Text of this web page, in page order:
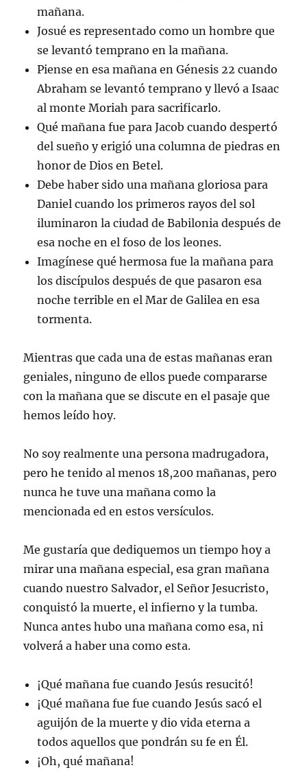
mañana.
Josué es representado como un hombre que
se levantó temprano en la mañana.
Piense en esa mañana en Génesis 22 cuando
Abraham se levantó temprano y llevó a Isaac
al monte Moriah para sacrificarlo.
Qué mañana fue para Jacob cuando despertó
del sueño y erigió una columna de piedras en
honor de Dios en Betel.
Debe haber sido una mañana gloriosa para
Daniel cuando los primeros rayos del sol
iluminaron la ciudad de Babilonia después de
esa noche en el foso de los leones.
Imagínese qué hermosa fue la mañana para
los discípulos después de que pasaron esa
noche terrible en el Mar de Galilea en esa
tormenta.
Mientras que cada una de estas mañanas eran
geniales, ninguno de ellos puede compararse
con la mañana que se discute en el pasaje que
hemos leído hoy.
No soy realmente una persona madrugadora,
pero he tenido al menos 18,200 mañanas, pero
nunca he tuve una mañana como la
mencionada ed en estos versículos.
Me gustaría que dediquemos un tiempo hoy a
mirar una mañana especial, esa gran mañana
cuando nuestro Salvador, el Señor Jesucristo,
conquistó la muerte, el infierno y la tumba.
Nunca antes hubo una mañana como esa, ni
volverá a haber una como esta.
¡Qué mañana fue cuando Jesús resucitó!
¡Qué mañana fue fue cuando Jesús sacó el
aguijón de la muerte y dio vida eterna a
todos aquellos que pondrán su fe en Él.
¡Oh, qué mañana!